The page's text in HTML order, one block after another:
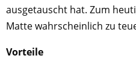
ausgetauscht hat. Zum
Matte wahrscheinlich zu
Vorteile